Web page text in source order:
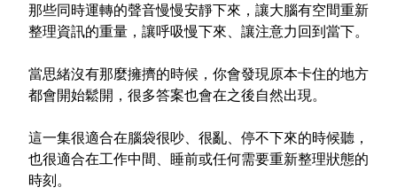
那些同時運轉的聲音慢慢安靜下來，讓大腦有空間重新
整理資訊的重量，讓呼吸慢下來、讓注意力回到當下。
當思緒沒有那麼擁擠的時候，你會發現原本卡住的地方
都會開始鬆開，很多答案也會在之後自然出現。
這一集很適合在腦袋很吵、很亂、停不下來的時候聽，
也很適合在工作中間、睡前或任何需要重新整理狀態的
時刻。